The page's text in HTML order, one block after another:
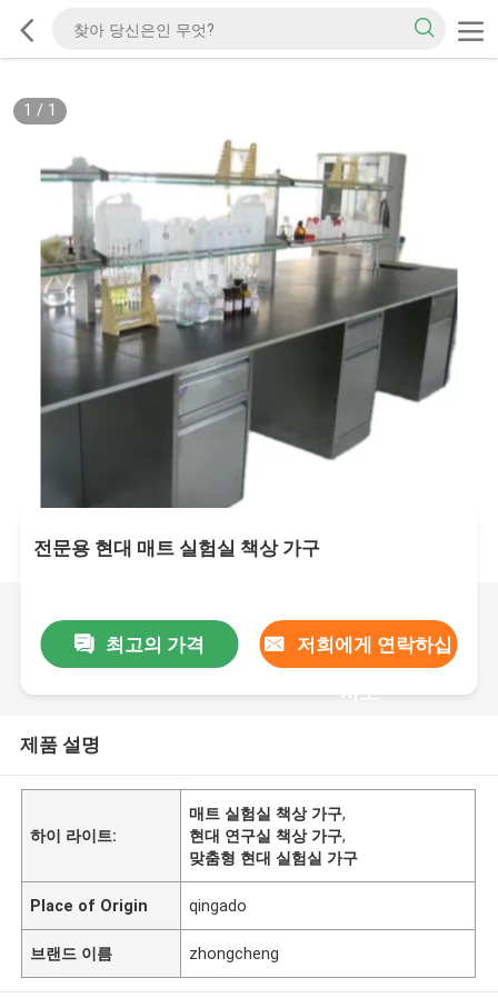
1 / 1
전문용 현대 매트 실험실 책상 가구
최고의 가격 저희에게 연락하십
시오
제품 설명
하이 라이트:
매트 실험실 책상 가구,
현대 연구실 책상 가구,
맞춤형 현대 실험실 가구
Place of Origin qingado
브랜드 이름 zhongcheng